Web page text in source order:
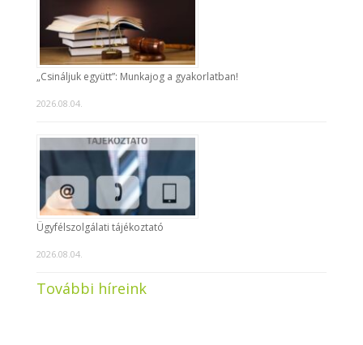
„Csináljuk együtt”: Munkajog a gyakorlatban!
2026.08.04.
Ügyfélszolgálati tájékoztató
2026.08.04.
További híreink